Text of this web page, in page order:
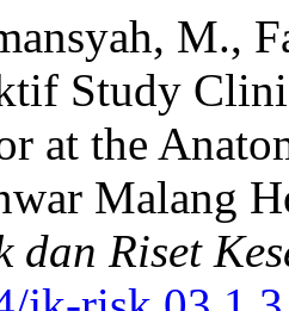
M.,
Study
at the
Malang
Riset